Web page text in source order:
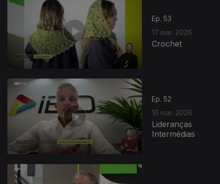
Ep. 53
17 mar. 2026
Crochet
Ep. 52
16 mar. 2026
Lideranças
Intermédias